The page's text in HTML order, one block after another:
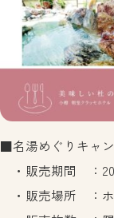
■名湯めぐりキャ
・販売期間 ：
・販売場所 ：ホ